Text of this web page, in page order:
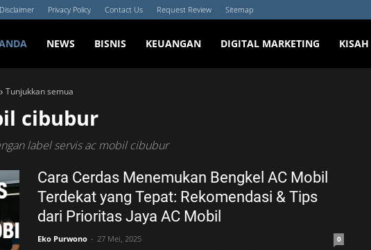
Disclaimer Privacy Policy Contact Us Request Review Sitemap
NEWS BISNIS KEUANGAN DIGITAL MARKETING KISAH
Tunjukkan semua
cibubur
labelservis ac mobil cibubur
Cara Cerdas Menemukan Bengkel AC Mobil
Terdekat yang Tepat: Rekomendasi & Tips
dari Prioritas Jaya AC Mobil
Eko Purwono 27 Mei, 2025 0